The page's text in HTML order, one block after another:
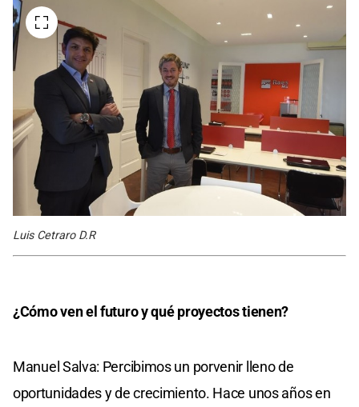
Luis Cetraro D.R
¿Cómo ven el futuro y qué proyectos tienen?
Manuel Salva: Percibimos un porvenir lleno de
oportunidades y de crecimiento. Hace unos años en